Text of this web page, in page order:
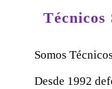
Técnicos
Somos
Desde 1992